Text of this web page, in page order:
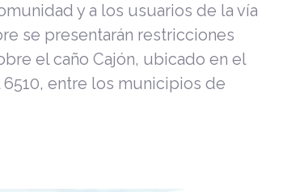
y a los usuarios de la vía
se presentarán restricciones
el caño Cajón, ubicado en el
entre los municipios de